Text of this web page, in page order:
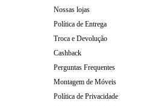
Nossas lojas
Política de Entrega
Troca e Devolução
Cashback
Perguntas Frequentes
Montagem de Móveis
Política de Privacidade